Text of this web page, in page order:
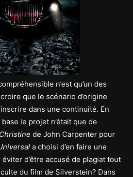
n’est qu’un des
que le scénario d’origine
dans une continuité. En
le projet n’était que de
Christine de John Carpenter pour
a choisi d’en faire une
éviter d’être accusé de plagiat tout
du film de Silverstein? Dans